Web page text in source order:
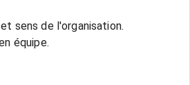
sens de l'organisation.
équipe.